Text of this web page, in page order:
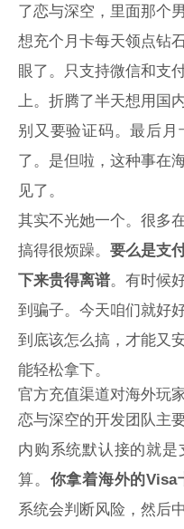
了恋与深空，里面那个
想充个月卡每天领点钻
眼了。只支持微信和支
上。折腾了半天想用国
别又要验证码。最后
了。是但啦，这种事在
见了。
其实不光她一个。很多
搞得很烦躁。 要么是支
下来贵得离谱。有时候
到骗子。今天咱们就好
到底该怎么搞，才能又
能轻松拿下。
官方充值渠道对海外玩
恋与深空的开发团队主
内购系统默认接的就
算。 你拿着海外的Visa
系统会判断风险，然后